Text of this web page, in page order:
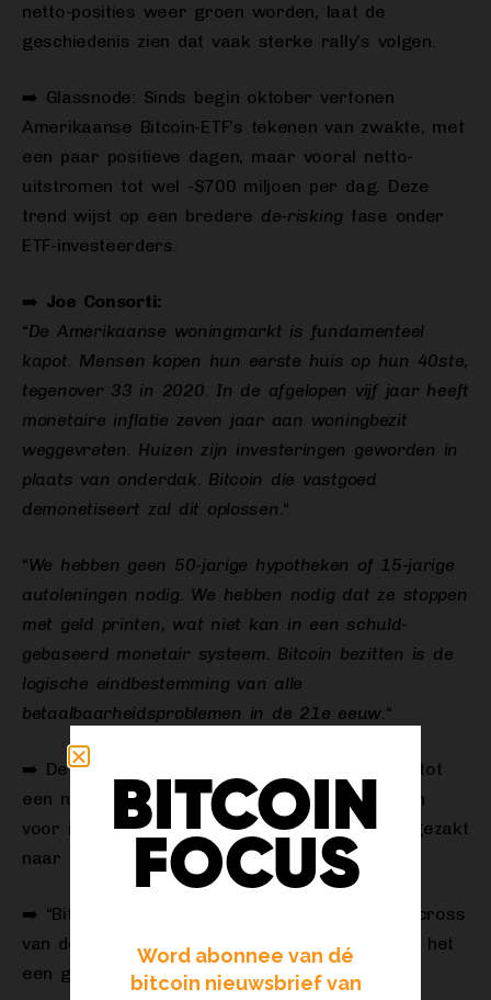
netto-posities weer groen worden, laat de
geschiedenis zien dat vaak sterke rally’s volgen.
➡️ Glassnode: Sinds begin oktober vertonen
Amerikaanse Bitcoin-ETF’s tekenen van zwakte, met
een paar positieve dagen, maar vooral netto-
uitstromen tot wel -$700 miljoen per dag. Deze
trend wijst op een bredere de-riskingfase onder
ETF-investeerders.
➡️ Joe Consorti:
“De Amerikaanse woningmarkt is fundamenteel
kapot. Mensen kopen hun eerste huis op hun 40ste,
tegenover 33 in 2020. In de afgelopen vijf jaar heeft
monetaire inflatie zeven jaar aan woningbezit
weggevreten. Huizen zijn investeringen geworden in
plaats van onderdak. Bitcoin die vastgoed
demonetiseert zal dit oplossen.“
“We hebben geen 50-jarige hypotheken of 15-jarige
autoleningen nodig. We hebben nodig dat ze stoppen
met geld printen, wat niet kan in een schuld-
gebaseerd monetair systeem. Bitcoin bezitten is de
logische eindbestemming van alle
betaalbaarheidsproblemen in de 21e eeuw.“
➡️ De Bitcoin-voorraad op beurzen is gedaald tot
een nieuw dieptepunt. Er is niet genoeg Bitcoin
voor iedereen. De reserves van beurzen zijn gezakt
naar een all-time low van 2,39 miljoen BTC.
➡️ “Bitcoin staat op het punt zijn vierde death cross
van de cyclus te krijgen. Elke keer markeerde het
een grote bodem.
BITCOIN
FOCUS
Word abonnee van dé
bitcoin nieuwsbrief van